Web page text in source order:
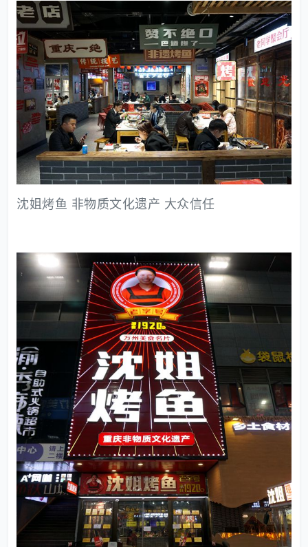
沈姐烤鱼 非物质文化遗产 大众信任